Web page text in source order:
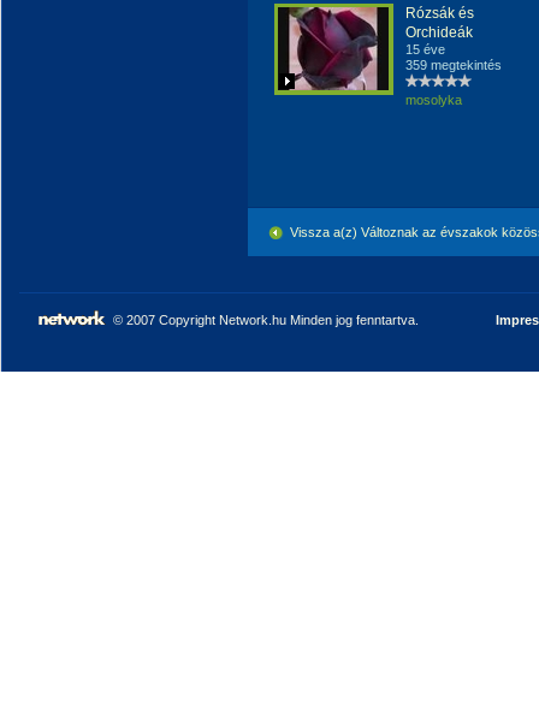
Rózsák és
Orchideák
15 éve
359 megtekintés
mosolyka
Vissza a(z) Változnak az évszakok
© 2007 Copyright Network.hu Minden jog fenntartva.